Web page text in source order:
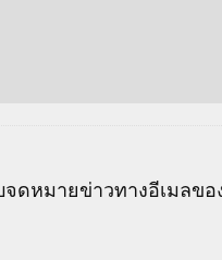
ดหมายข่าวทางอีเมลขอ